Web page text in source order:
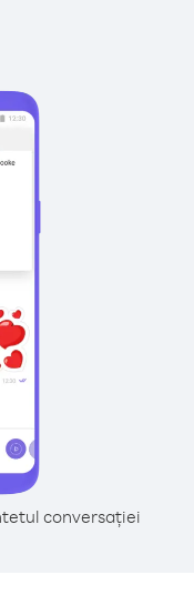
conversației